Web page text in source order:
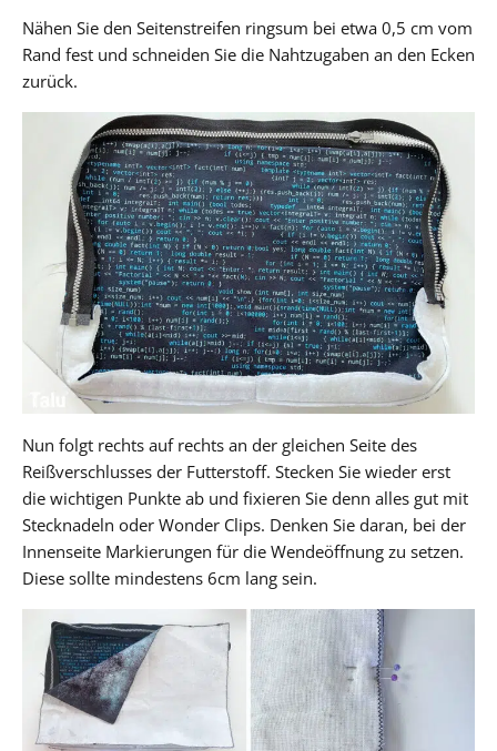
Nähen Sie den Seitenstreifen ringsum bei etwa 0,5 cm vom
Rand fest und schneiden Sie die Nahtzugaben an den Ecken
zurück.
Nun folgt rechts auf rechts an der gleichen Seite des
Reißverschlusses der Futterstoff. Stecken Sie wieder erst
die wichtigen Punkte ab und fixieren Sie denn alles gut mit
Stecknadeln oder Wonder Clips. Denken Sie daran, bei der
Innenseite Markierungen für die Wendeöffnung zu setzen.
Diese sollte mindestens 6cm lang sein.